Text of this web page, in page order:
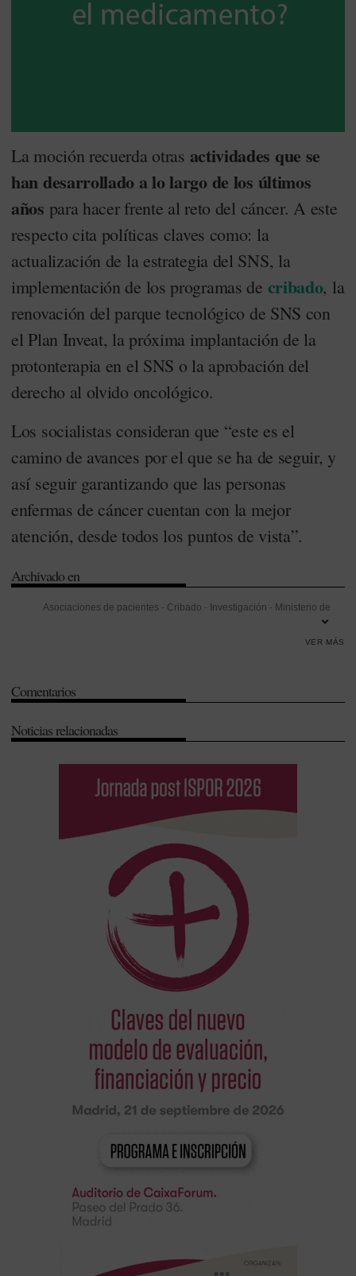
La moción recuerda otras actividades que se
han desarrollado a lo largo de los últimos
años para hacer frente al reto del cáncer. A este
respecto cita políticas claves como: la
actualización de la estrategia del SNS, la
implementación de los programas de cribado, la
renovación del parque tecnológico de SNS con
el Plan Inveat, la próxima implantación de la
protonterapia en el SNS o la aprobación del
derecho al olvido oncológico.
Los socialistas consideran que “este es el
camino de avances por el que se ha de seguir, y
así seguir garantizando que las personas
enfermas de cáncer cuentan con la mejor
atención, desde todos los puntos de vista”.
Archivado en
Asociaciones de pacientes - Cribado - Investigación - Ministerio de
VER MÁS
Comentarios
Noticias relacionadas